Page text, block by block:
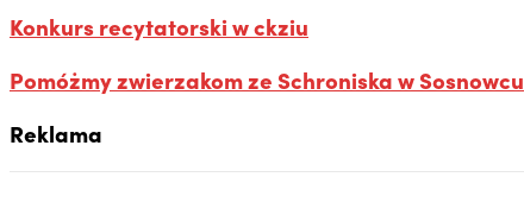
Konkurs recytatorski w ckziu
Pomóżmy zwierzakom ze Schroniska w Sosnowcu
Reklama